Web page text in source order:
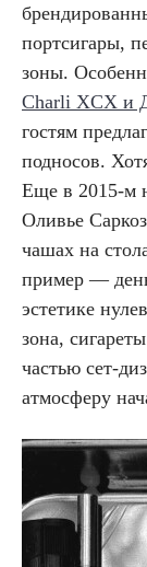
портсигары,
зоны.
Charli XCX и
гостям
подносов.
Еще в 2015-м
Оливье
чашах на
пример —
эстетике
зона,
частью сет-
атмосферу